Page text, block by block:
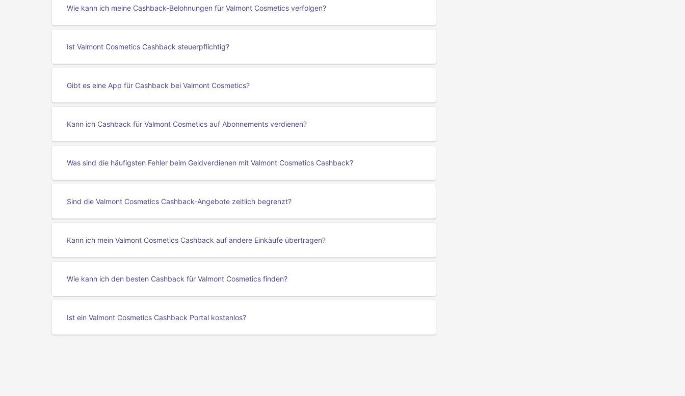
Wie kann ich meine Cashback-Belohnungen für Valmont Cosmetics verfolgen?
Ist Valmont Cosmetics Cashback steuerpflichtig?
Gibt es eine App für Cashback bei Valmont Cosmetics?
Kann ich Cashback für Valmont Cosmetics auf Abonnements verdienen?
Was sind die häufigsten Fehler beim Geldverdienen mit Valmont Cosmetics Cashback?
Sind die Valmont Cosmetics Cashback-Angebote zeitlich begrenzt?
Kann ich mein Valmont Cosmetics Cashback auf andere Einkäufe übertragen?
Wie kann ich den besten Cashback für Valmont Cosmetics finden?
Ist ein Valmont Cosmetics Cashback Portal kostenlos?